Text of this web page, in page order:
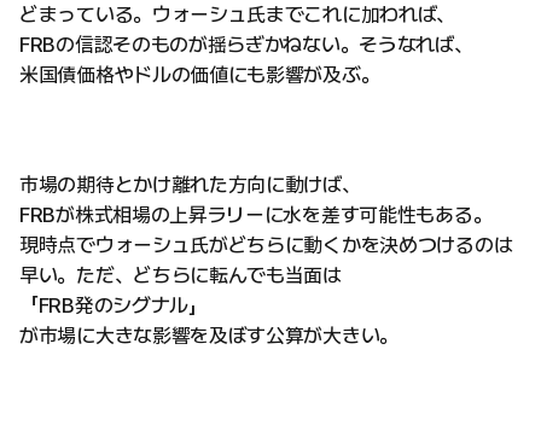
どまっている。ウォーシュ氏までこれに加われば、
FRBの信認そのものが揺らぎかねない。そうなれば、
米国債価格やドルの価値にも影響が及ぶ。
市場の期待とかけ離れた方向に動けば、
FRBが株式相場の上昇ラリーに水を差す可能性もある。
現時点でウォーシュ氏がどちらに動くかを決めつけるのは
早い。ただ、どちらに転んでも当面は
「FRB発のシグナル」
が市場に大きな影響を及ぼす公算が大きい。